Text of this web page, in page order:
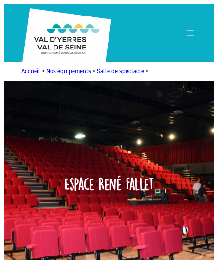
contenu
Accueil > Nos équipements> Salle de spectacle>
Espace René Fallet